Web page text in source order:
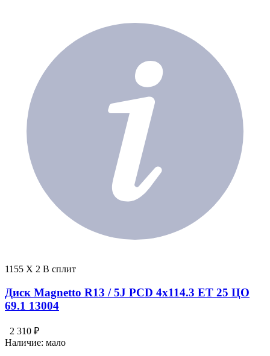
1155 X 2 В сплит
Диск Magnetto R13 / 5J PCD 4x114.3 ЕТ 25 ЦО
69.1 13004
2 310 ₽
Наличие: мало